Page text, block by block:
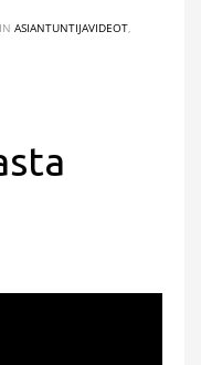
ASIANTUNTIJAVIDEOT